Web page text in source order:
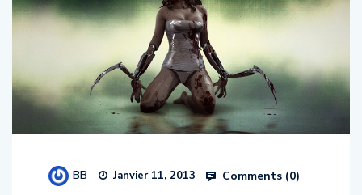
BB Janvier 11, 2013 Comments (0)